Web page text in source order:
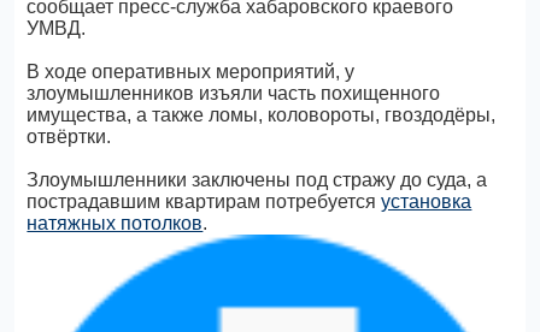
сообщает пресс-служба хабаровского краевого
УМВД.
В ходе оперативных мероприятий, у
злоумышленников изъяли часть похищенного
имущества, а также ломы, коловороты, гвоздодёры,
отвёртки.
Злоумышленники заключены под стражу до суда, а
пострадавшим квартирам потребуетсяустановка
натяжных потолков.